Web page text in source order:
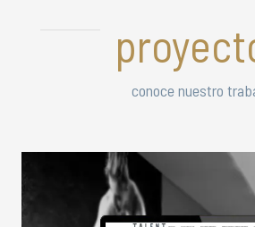
conoce nuestro